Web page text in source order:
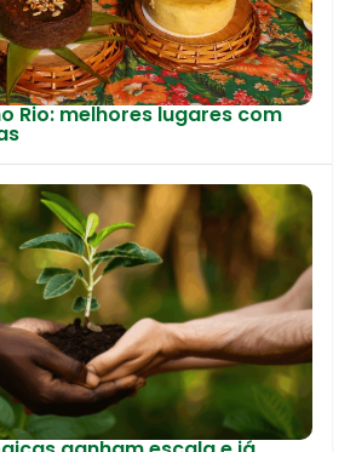
Rio: melhores lugares com